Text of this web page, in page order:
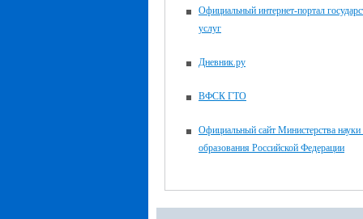
Официальный интернет-портал
услуг
Дневник.ру
ВФСК ГТО
Официальный сайт Министерства
образования Российской Федерации